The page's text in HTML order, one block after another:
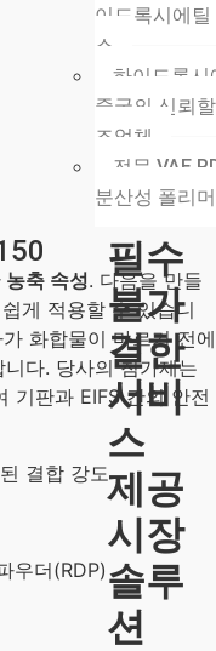
이드록시에
스
하이드록시
중국의 신뢰
조업체
전문 VAE
분산성 폴리
필수
불가
결한
서비
스
제공
시장
솔루
션
농축 속성. 다음을 만들
게 적용할 수 있습니
화합물이 마르기 전에
다. 당사의 첨가제는
기판과 EIFS 간의 안전
결합 강도